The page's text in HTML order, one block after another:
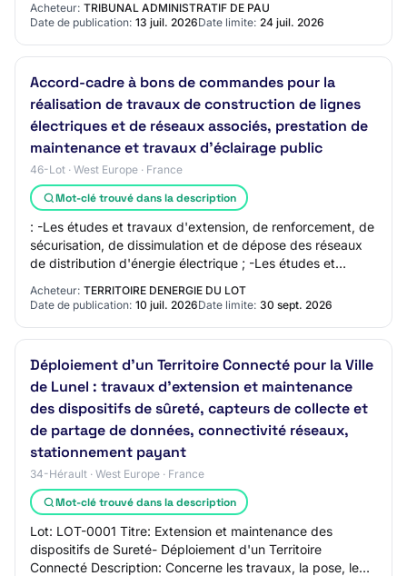
Acheteur: TRIBUNAL ADMINISTRATIF DE PAU
Date de publication: 13 juil. 2026Date limite: 24 juil. 2026
Accord-cadre à bons de commandes pour la
réalisation de travaux de construction de lignes
électriques et de réseaux associés, prestation de
maintenance et travaux d'éclairage public
46-Lot · West Europe · France
Mot-clé trouvé dans la description
: -Les études et travaux d'extension, de renforcement, de
sécurisation, de dissimulation et de dépose des réseaux
de distribution d'énergie électrique ; -Les études et
Acheteur: TERRITOIRE DENERGIE DU LOT
Date de publication: 10 juil. 2026Date limite: 30 sept. 2026
Déploiement d'un Territoire Connecté pour la Ville
de Lunel : travaux d'extension et maintenance
des dispositifs de sûreté, capteurs de collecte et
de partage de données, connectivité réseaux,
stationnement payant
34-Hérault · West Europe · France
Mot-clé trouvé dans la description
Lot: LOT-0001 Titre: Extension et maintenance des
dispositifs de Sureté- Déploiement d'un Territoire
Connecté Description: Concerne les travaux, la pose, le